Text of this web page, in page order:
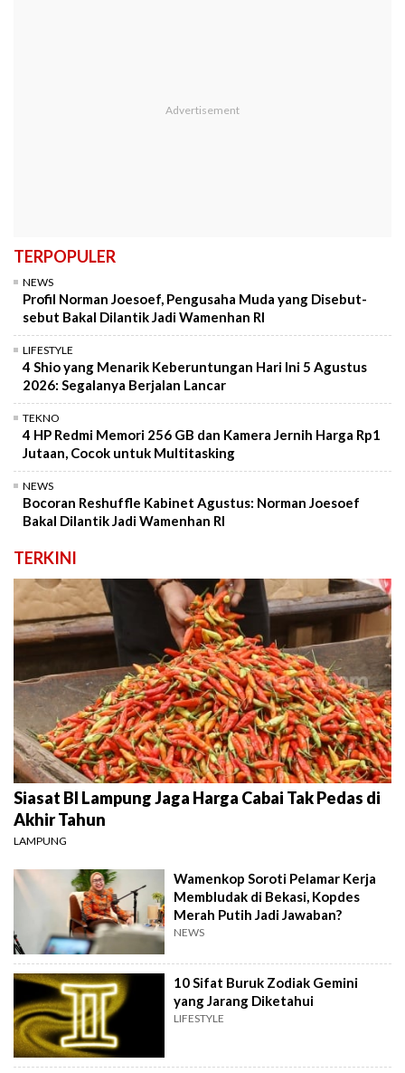
TERPOPULER
NEWS
Profil Norman Joesoef, Pengusaha Muda yang Disebut-
sebut Bakal Dilantik Jadi Wamenhan RI
LIFESTYLE
4 Shio yang Menarik Keberuntungan Hari Ini 5 Agustus
2026: Segalanya Berjalan Lancar
TEKNO
4 HP Redmi Memori 256 GB dan Kamera Jernih Harga Rp1
Jutaan, Cocok untuk Multitasking
NEWS
Bocoran Reshuffle Kabinet Agustus: Norman Joesoef
Bakal Dilantik Jadi Wamenhan RI
TERKINI
Siasat BI Lampung Jaga Harga Cabai Tak Pedas di
Akhir Tahun
LAMPUNG
Wamenkop Soroti Pelamar Kerja
Membludak di Bekasi, Kopdes
Merah Putih Jadi Jawaban?
NEWS
10 Sifat Buruk Zodiak Gemini
yang Jarang Diketahui
LIFESTYLE